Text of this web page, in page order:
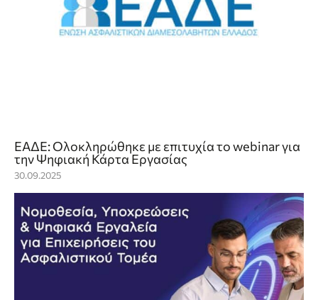
ΕΑΔΕ: Ολοκληρώθηκε με επιτυχία το webinar για
την Ψηφιακή Κάρτα Εργασίας
30.09.2025